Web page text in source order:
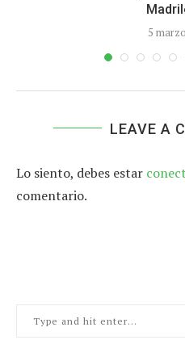
5
LEAVE A
Lo siento, debes estar
comentario.